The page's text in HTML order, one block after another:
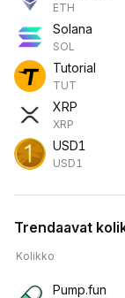
ETH
Solana
SOL
Tutorial
TUT
XRP
XRP
USD1
USD1
Trendaavat
Kolikko
Pump.fun